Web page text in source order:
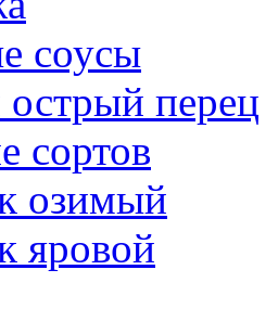
соусы
перец
сортов
озимый
яровой